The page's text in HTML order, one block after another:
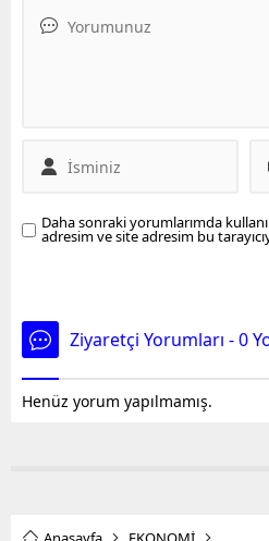
Daha sonraki yorumlarımda
adresim ve site adresim bu
Ziyaretçi Yorumları - 0
Henüz yorum yapılmamış.